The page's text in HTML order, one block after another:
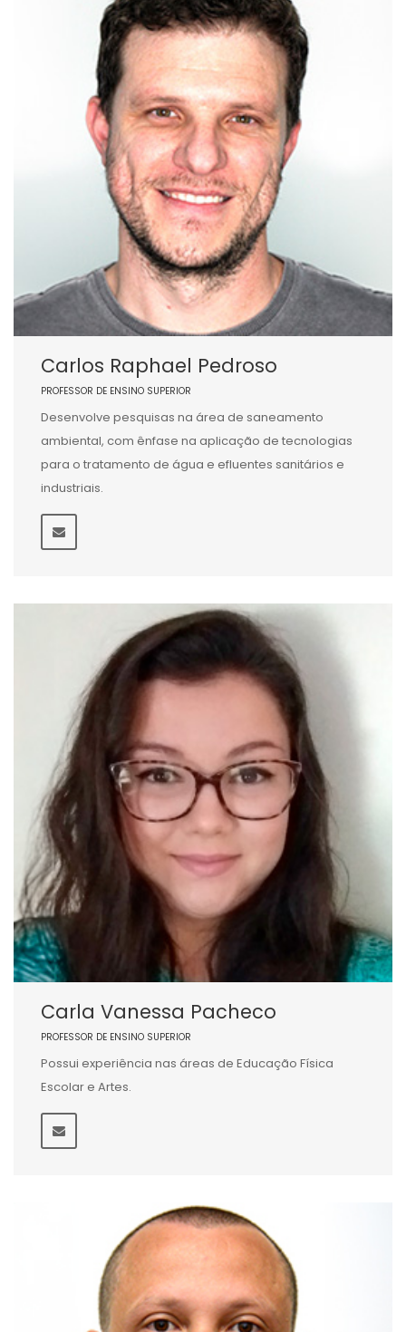
Carlos Raphael Pedroso
PROFESSOR DE ENSINO SUPERIOR
Desenvolve pesquisas na área de saneamento
ambiental, com ênfase na aplicação de tecnologias
para o tratamento de água e efluentes sanitários e
industriais.
Carla Vanessa Pacheco
PROFESSOR DE ENSINO SUPERIOR
Possui experiência nas áreas de Educação Física
Escolar e Artes.